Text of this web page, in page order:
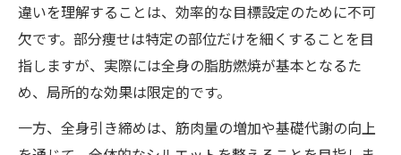
違いを理解することは、効率的な目標設定のために不可
欠です。部分痩せは特定の部位だけを細くすることを目
指しますが、実際には全身の脂肪燃焼が基本となるた
め、局所的な効果は限定的です。
一方、全身引き締めは、筋肉量の増加や基礎代謝の向上